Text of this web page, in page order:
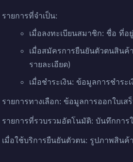
รายการที่จำเป็น:
เมื่อลงทะเบียนสมาชิก: ชื่อ ที่
เมื่อสมัครการยืนยันตัวตนสิน
รายละเอียด)
เมื่อชำระเงิน: ข้อมูลการชำร
รายการทางเลือก: ข้อมูลการออกใบเส
รายการที่รวบรวมอัตโนมัติ: บันทึกการ
เมื่อใช้บริการยืนยันตัวตน: รูปภาพสิน